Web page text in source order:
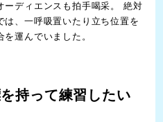
ーディエンスも拍手喝采。 絶対
、一呼吸置いたり立ち位置を
運んでいました。
持って練習したい